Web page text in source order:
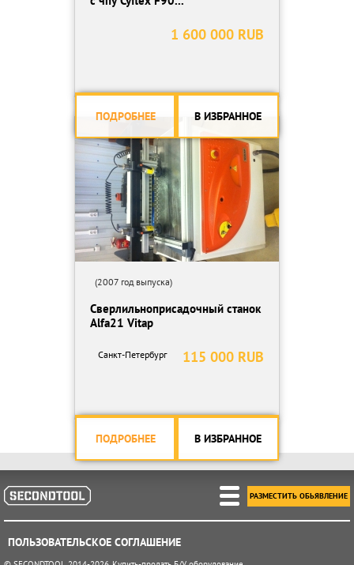
1 600 000 RUB
ПОДРОБНЕЕ В ИЗБРАННОЕ
(2007 год выпуска)
Сверлильноприсадочный станок
Alfa21 Vitap
115 000 RUB
Санкт-Петербург
ПОДРОБНЕЕ В ИЗБРАННОЕ
ПОЛЬЗОВАТЕЛЬСКОЕ СОГЛАШЕНИЕ
РАЗМЕСТИТЬ ОБЬЯВЛЕНИЕ